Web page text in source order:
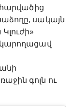
հարվածից
սակայն
կարողացավ
գոլն ու